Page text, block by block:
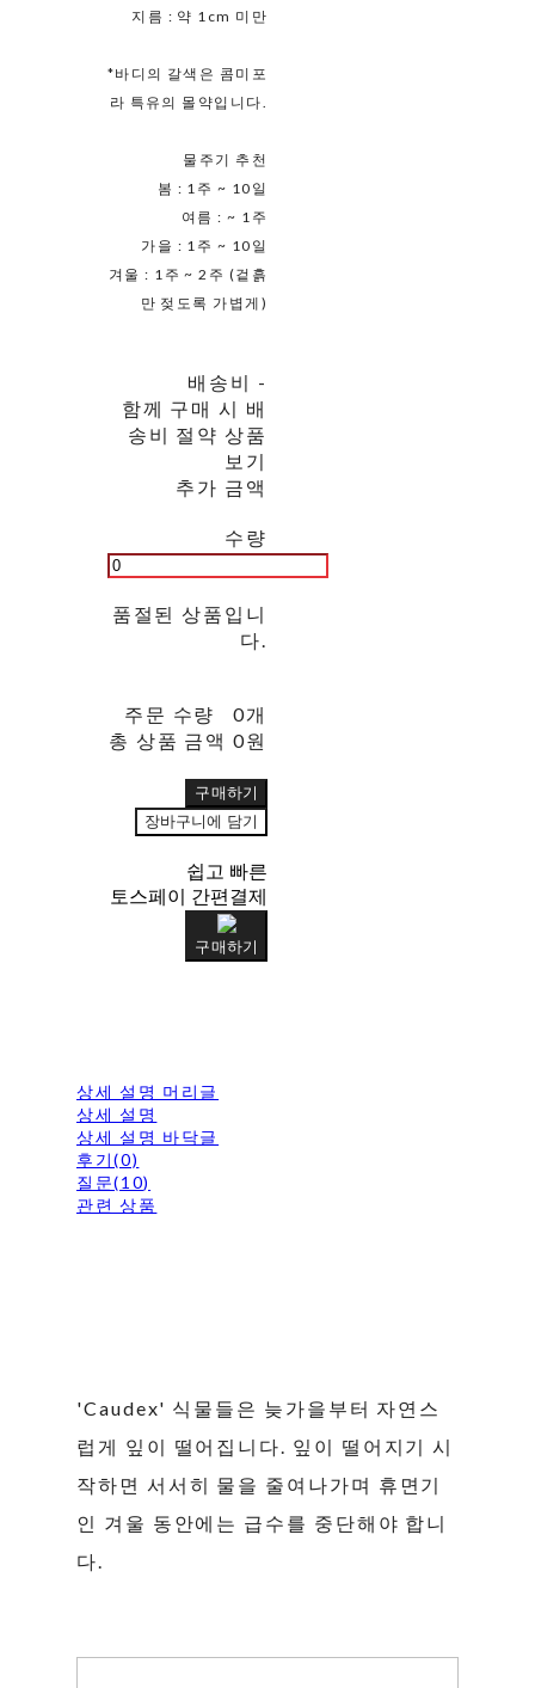
지름 : 약 1cm 미만
*바디의 갈색은 콤미포
라 특유의 몰약입니다.
물주기 추천
봄 : 1주 ~ 10일
여름 : ~ 1주
가을 : 1주 ~ 10일
겨울 : 1주 ~ 2주 (겉흙
만 젖도록 가볍게)
배송비 -
함께 구매 시 배
송비 절약 상품
보기
추가 금액
수량
품절된 상품입니
다.
주문 수량
0개
총 상품 금액 0원
구매하기
장바구니에 담기
쉽고 빠른
토스페이 간편결제
구매하기
상세 설명 머리글
상세 설명
상세 설명 바닥글
후기(0)
질문(10)
관련 상품
'Caudex' 식물들은 늦가을부터 자연스
럽게 잎이 떨어집니다. 잎이 떨어지기 시
작하면 서서히 물을 줄여나가며 휴면기
인 겨울 동안에는 급수를 중단해야 합니
다.